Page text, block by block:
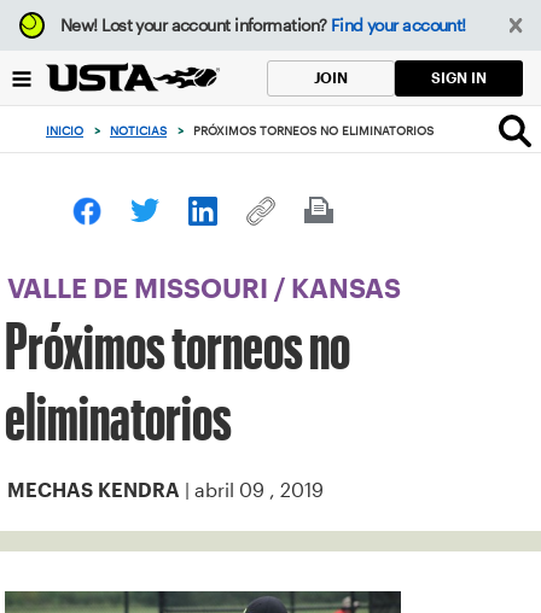
Enfoque
desde
botón
volver
principio
New!Lost your account information? Find your account!
JOIN SIGN IN
INICIO > NOTICIAS > PRÓXIMOS TORNEOS NO ELIMINATORIOS
VALLE DE MISSOURI / KANSAS
Próximos torneos no
eliminatorios
MECHAS KENDRA | abril 09 , 2019